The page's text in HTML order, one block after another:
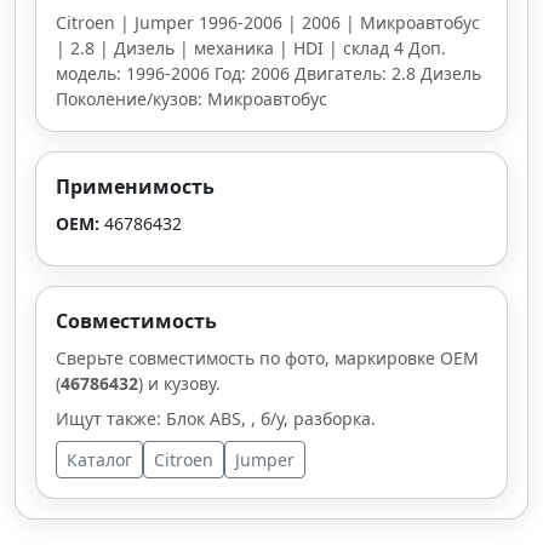
Citroen | Jumper 1996-2006 | 2006 | Микроавтобус
| 2.8 | Дизель | механика | HDI | склад 4 Доп.
модель: 1996-2006 Год: 2006 Двигатель: 2.8 Дизель
Поколение/кузов: Микроавтобус
Применимость
OEM: 46786432
Совместимость
Сверьте совместимость по фото, маркировке OEM
(46786432) и кузову.
Ищут также: Блок ABS, , б/у, разборка.
Каталог
Citroen Jumper